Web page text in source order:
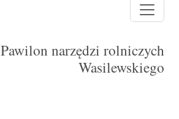
Pawilon narzędzi rolniczych
Wasilewskiego